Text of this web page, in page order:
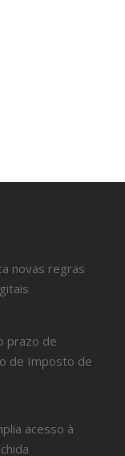
novas regras
prazo de
de Imposto de
acesso à